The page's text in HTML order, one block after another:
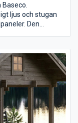
ljus och stugan
Den
du en total golvyta